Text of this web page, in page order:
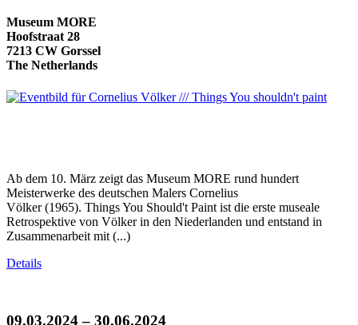
Museum MORE
Hoofstraat 28
7213 CW Gorssel
The Netherlands
Ab dem 10. März zeigt das Museum MORE rund hundert
Meisterwerke des deutschen Malers Cornelius
Völker (1965). Things You Should't Paint ist die erste museale
Retrospektive von Völker in den Niederlanden und entstand in
Zusammenarbeit mit (...)
Details
09.03.2024 – 30.06.2024